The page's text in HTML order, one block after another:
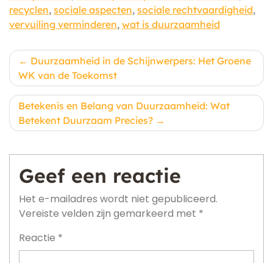
recyclen, sociale aspecten, sociale rechtvaardigheid,
vervuiling verminderen, wat is duurzaamheid
Berichtnavigatie
Duurzaamheid in de Schijnwerpers: Het Groene
WK van de Toekomst
Betekenis en Belang van Duurzaamheid: Wat
Betekent Duurzaam Precies?
Geef een reactie
Het e-mailadres wordt niet gepubliceerd.
Vereiste velden zijn gemarkeerd met *
Reactie *